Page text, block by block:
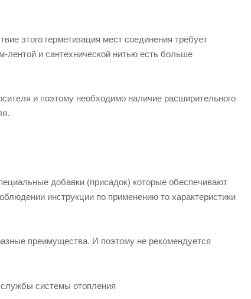
этого герметизация мест соединения требует
лентой и сантехнической нитью есть больше
и поэтому необходимо наличие расширительного
добавки (присадок) которые обеспечивают
инструкции по применению то характеристики
преимущества. И поэтому не рекомендуется
службы системы отопления